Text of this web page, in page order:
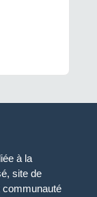
à la
site de
communauté